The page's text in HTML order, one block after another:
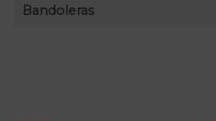
Bandoleras